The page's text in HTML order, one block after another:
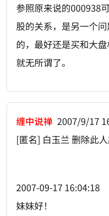
参照原来说的000938
股的关系，是另一个
的，最好还是买和大盘
就无所谓了。
缠中说禅 2007/9/17
[匿名] 白玉兰 删除此
2007-09-17 16:04:18
妹妹好！